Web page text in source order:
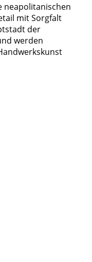
neapolitanischen
mit Sorgfalt
der
werden